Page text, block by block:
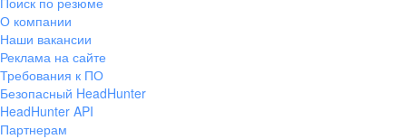
О компании
Наши вакансии
Реклама на сайте
Требования к ПО
Безопасный HeadHunter
HeadHunter API
Партнерам